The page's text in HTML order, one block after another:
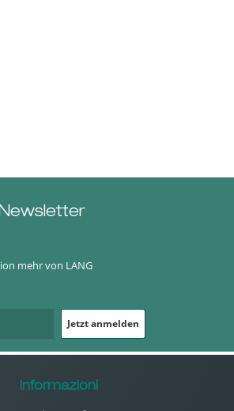
mehr von LANG
Jetzt anmelden
Informazioni